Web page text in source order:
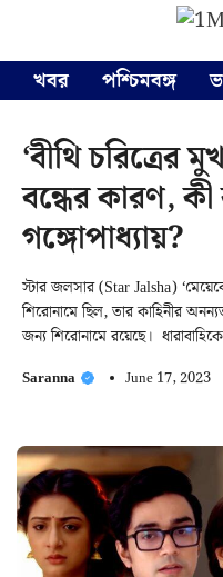
content
খবর
পশ্চিমবঙ্গ
‘বীথি চরিত্রের
বন্ধের কারণ,
গঙ্গোপাধ্যায়?
স্টার জলসার (Star Jalsha)
শিরোনামে ছিল, তার কাহিনীর
জন্য শিরোনামে রয়েছে।
Saranna June 17, 2023